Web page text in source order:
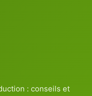
: conseils et